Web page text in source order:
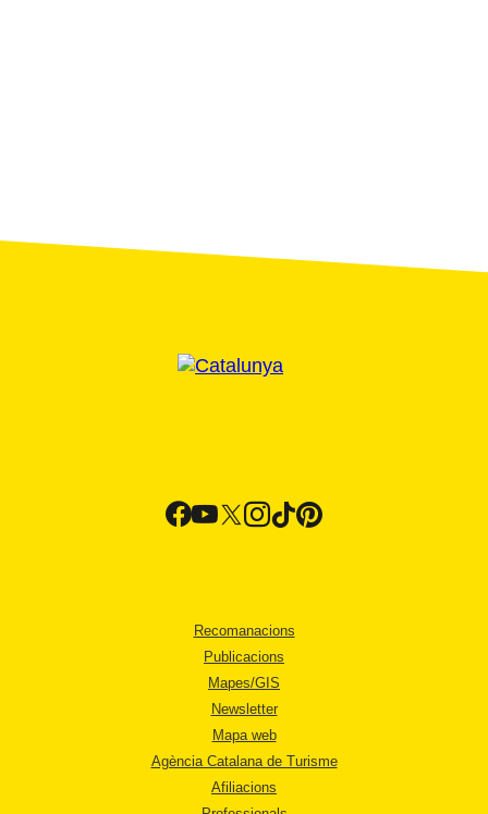
Recomanacions
Publicacions
Mapes/GIS
Newsletter
Mapa web
Agència Catalana de Turisme
Afiliacions